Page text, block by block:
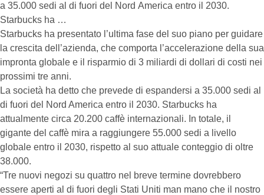
a 35.000 sedi al di fuori del Nord America entro il 2030.
Starbucks ha …
Starbucks ha presentato l’ultima fase del suo piano per guidare
la crescita dell’azienda, che comporta l’accelerazione della sua
impronta globale e il risparmio di 3 miliardi di dollari di costi nei
prossimi tre anni.
La società ha detto che prevede di espandersi a 35.000 sedi al
di fuori del Nord America entro il 2030. Starbucks ha
attualmente circa 20.200 caffè internazionali. In totale, il
gigante del caffè mira a raggiungere 55.000 sedi a livello
globale entro il 2030, rispetto al suo attuale conteggio di oltre
38.000.
“Tre nuovi negozi su quattro nel breve termine dovrebbero
essere aperti al di fuori degli Stati Uniti man mano che il nostro